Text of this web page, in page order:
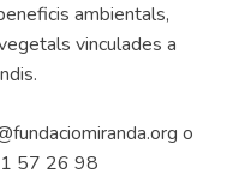
ambientals,
vinculades a
o
57 26 98